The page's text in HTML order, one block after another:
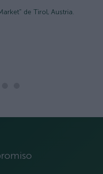
de Tirol, Austria.